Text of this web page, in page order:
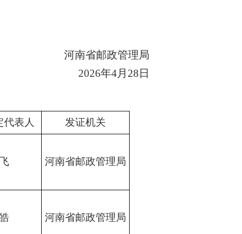
河南省邮政管理局
2026年4月 28日
代表人 发证机关
河南省邮政管理局
河南省邮政管理局